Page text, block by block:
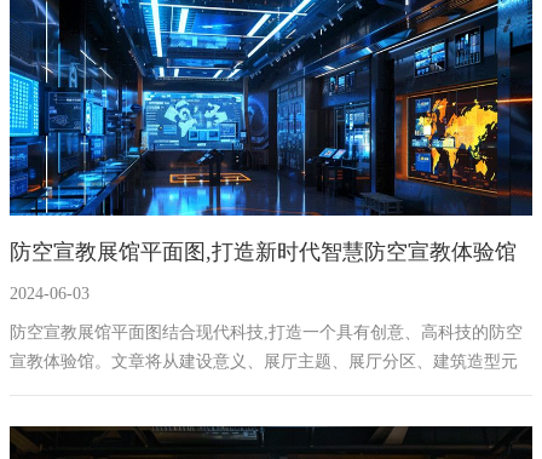
防空宣教展馆平面图,打造新时代智慧防空宣教体验馆
2024-06-03
防空宣教展馆平面图结合现代科技,打造一个具有创意、高科技的防空
宣教体验馆。文章将从建设意义、展厅主题、展厅分区、建筑造型元
素、地域特色素材、多媒体、数字化、声光电、互动、AI、设备、展
及装修材料等内容。